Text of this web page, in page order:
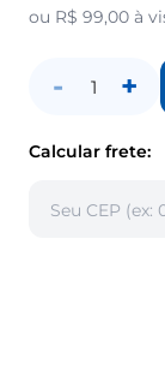
ou R$ 99,00 à
- 1 +
Calcular frete: